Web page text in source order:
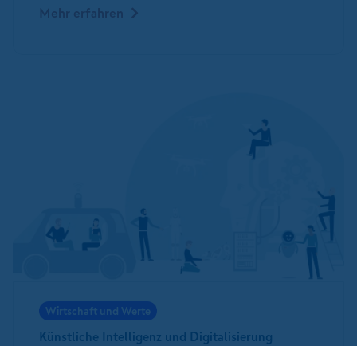
Mehr erfahren
Wirtschaft und Werte
Künstliche Intelligenz und Digitalisierung